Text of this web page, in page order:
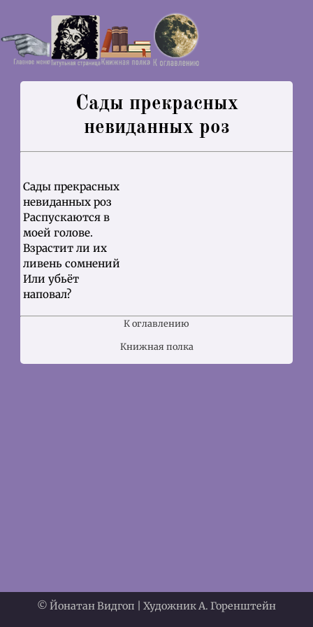
© Йонатан Видгоп | Художник А. Горенштейн
Сады прекрасных
невиданных роз
Сады прекрасных
невиданных роз
Распускаются в
моей голове.
Взрастит ли их
ливень сомнений
Или убьёт
наповал?
К оглавлению
Книжная полка